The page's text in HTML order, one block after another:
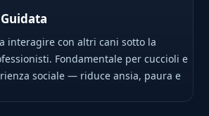
interagire con altri cani sotto la
Fondamentale per cuccioli e
sociale — riduce ansia, paura e